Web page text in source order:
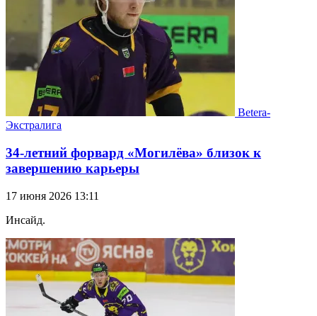
Betera-
Экстралига
34-летний форвард «Могилёва» близок к
завершению карьеры
17 июня 2026 13:11
Инсайд.